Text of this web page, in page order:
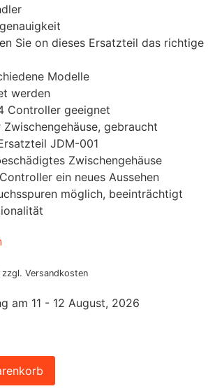
Sie on dieses Ersatzteil das richtige
Modelle
werden
Controller geeignet
gebraucht
JDM-001
Zwischengehäuse
ein neues Aussehen
möglich, beeinträchtigt
Versandkosten
am 11 - 12 August, 2026